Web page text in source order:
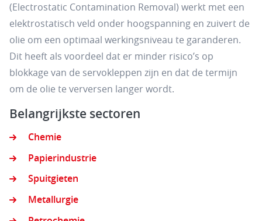
(Electrostatic Contamination Removal) werkt met een
elektrostatisch veld onder hoogspanning en zuivert de
olie om een optimaal werkingsniveau te garanderen.
Dit heeft als voordeel dat er minder risico’s op
blokkage van de servokleppen zijn en dat de termijn
om de olie te verversen langer wordt.
Belangrijkste sectoren
Chemie
Papierindustrie
Spuitgieten
Metallurgie